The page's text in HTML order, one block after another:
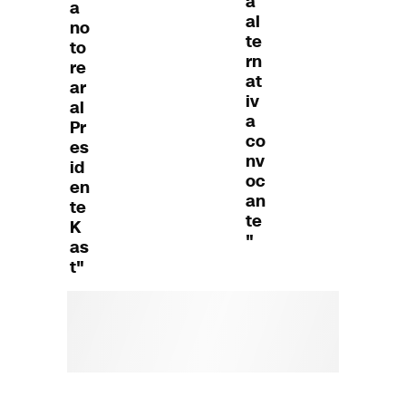
a
no
to
re
ar
al
Pr
es
id
en
te
K
as
t"
al
te
rn
at
iv
a
co
nv
oc
an
te
"